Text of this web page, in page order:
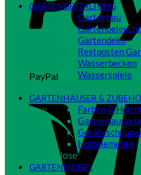
PayPal
GARTENGESTALTUNG
Gartenbau
Gartendeko
Restposten
Wasserbecken
Wasserspiele
GARTENHÄUSER &
Farben &
Holzelemente
Close
GARTENMÖBEL